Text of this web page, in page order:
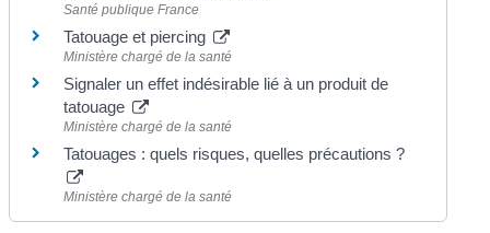
Santé publique France
Tatouage et piercing
Ministère chargé de la santé
Signaler un effet indésirable lié à un produit de
tatouage
Ministère chargé de la santé
Tatouages : quels risques, quelles précautions ?
Ministère chargé de la santé